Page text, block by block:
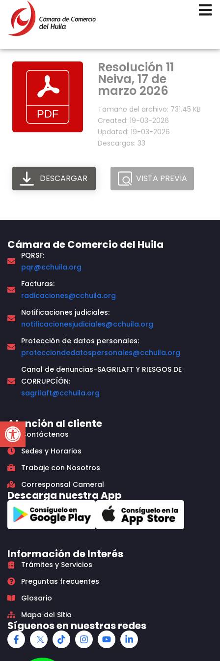
Open toolbar
Resolución 11
Neiva, 17 de
marzo 2026
Tamaño del archivo: 731.45 KB
Created: 19-03-2026
Updated: 19-03-2026
Descargas: 33
DESCARGAR VISTA PREVIA
Cámara de Comercio del Huila
PQRSF:
pqr@cchuila.org
Facturas:
radicaciones@cchuila.org
Notificaciones judiciales:
notificacionesjudiciales@cchuila.org
Protección de datos personales:
protecciondedatospersonales@cchuila.org
Canal de denuncias-SAGRILAFT Y RIESGOS DE
CORRUPCÍÓN:
sagrilaft@cchuila.org
Atención al cliente
Contáctenos
Sedes y Horarios
Trabaje con Nosotros
Corresponsal Cameral
Descarga nuestra App
Información de Interés
Trámites y Servicios
Preguntas frecuentes
Glosario
Mapa del Sitio
Síguenos en nuestras redes